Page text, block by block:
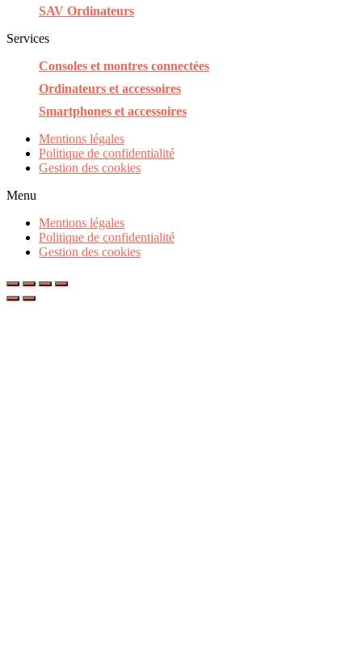
SAV Ordinateurs
Services
Consoles et montres connectées
Ordinateurs et accessoires
Smartphones et accessoires
Mentions légales
Politique de confidentialité
Gestion des cookies
Menu
Mentions légales
Politique de confidentialité
Gestion des cookies